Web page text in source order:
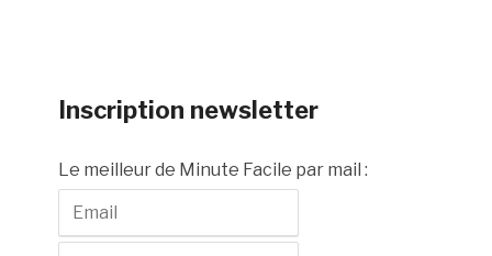
Inscription newsletter
Le meilleur de Minute Facile par mail :